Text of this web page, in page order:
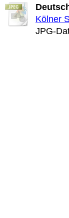
Kölner
JPG-